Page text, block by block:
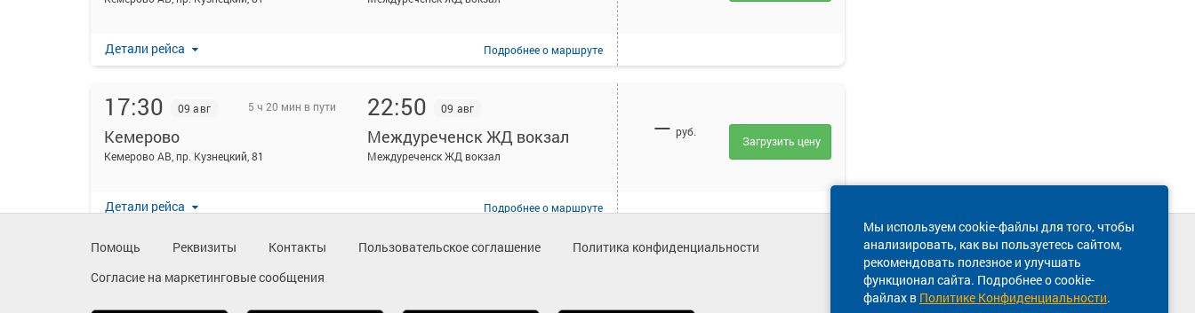
Детали рейса Подробнеео маршруте
17:30 09 авг 5 ч 20 мин в пути
Кемерово
Кемерово АВ, пр. Кузнецкий, 81
22:50 09 авг
Междуреченск ЖД вокзал
Междуреченск ЖД вокзал
Детали рейса Подробнеео маршруте
— руб.
Загрузить цену
Мы используем cookie-файлы для того, чтобы
анализировать, как вы пользуетесь сайтом,
рекомендовать полезное и улучшать
функционал сайта. Подробнее о cookie-
файлах в Политике Конфиденциальности.
Помощь Реквизиты Контакты Пользовательское соглашение
Политика конфиденциальности
Согласие на маркетинговые сообщения
Техническая поддержка сайта
8 800 600-03-38